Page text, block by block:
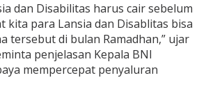
dan Disabilitas harus cair sebelum
kita para Lansia dan Disablitas bisa
tersebut di bulan Ramadhan,” ujar
penjelasan Kepala BNI
mempercepat penyaluran